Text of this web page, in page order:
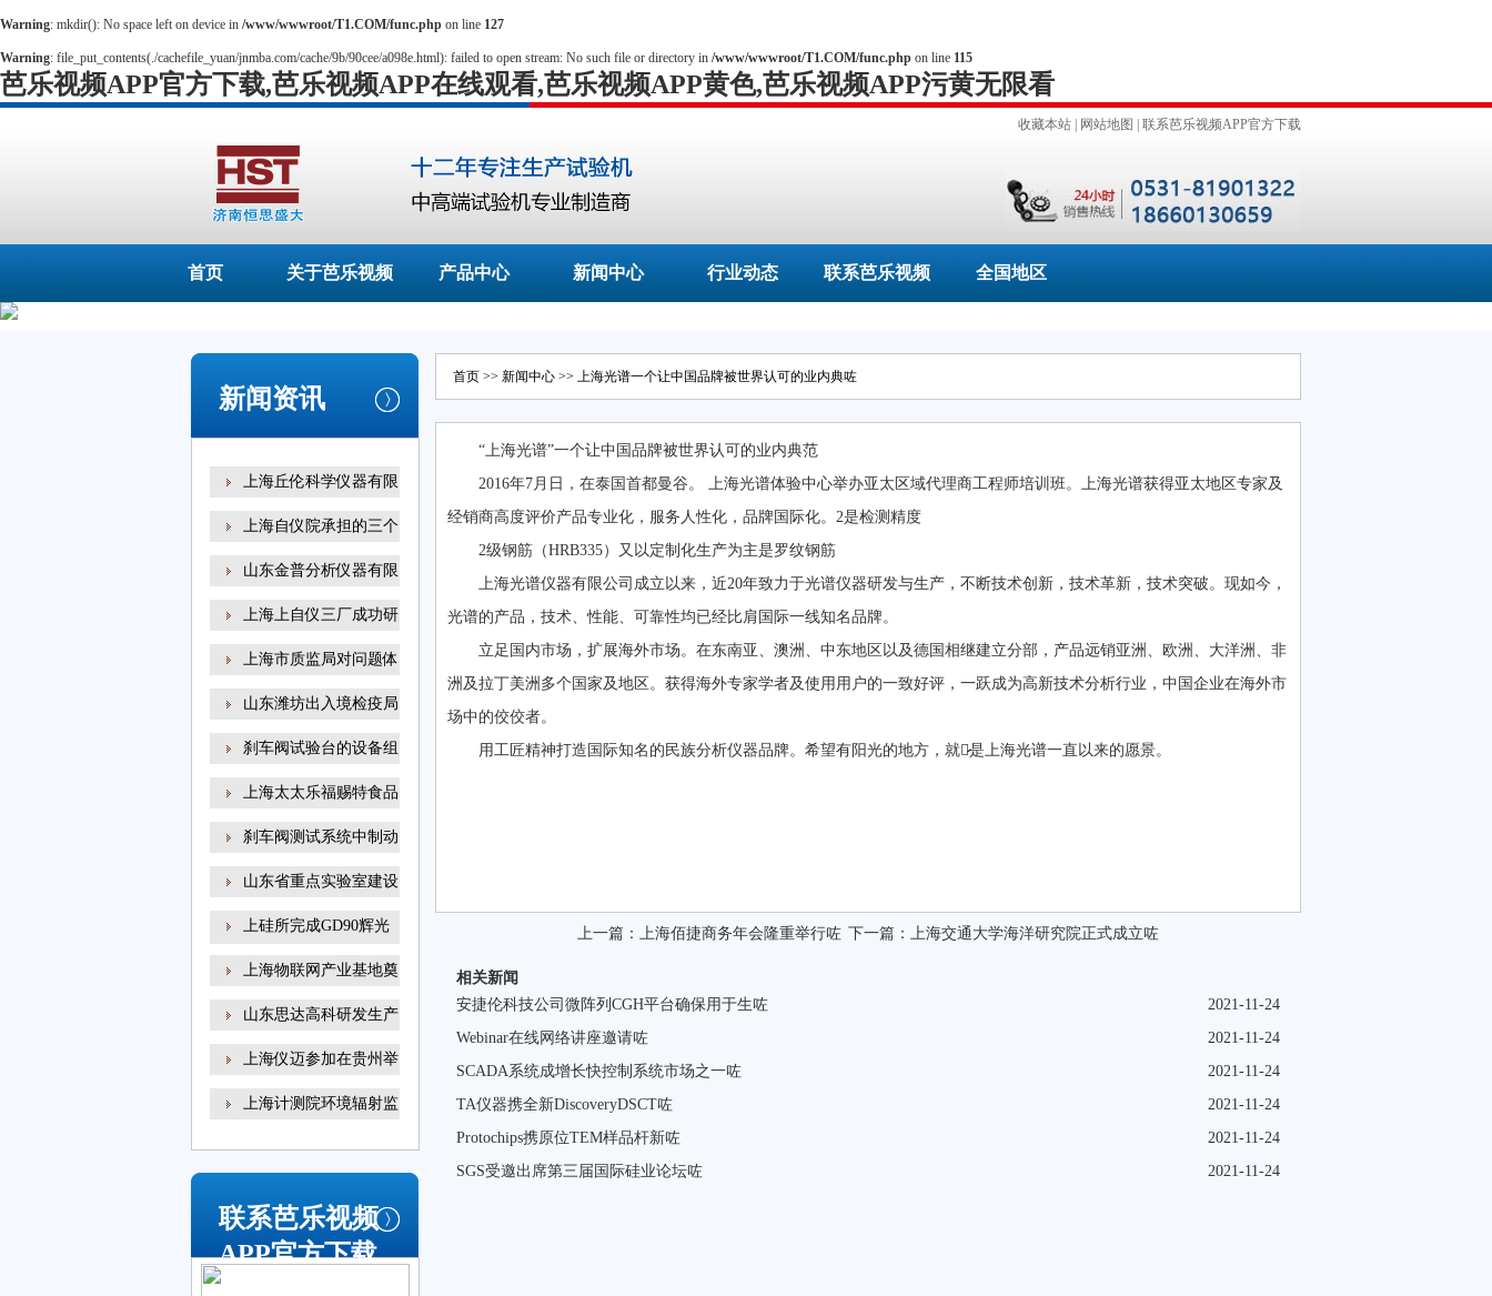
Warning: mkdir(): No space left on device in /www/wwwroot/T1.COM/func.php on line 127
Warning: file_put_contents(./cachefile_yuan/jnmba.com/cache/9b/90cee/a098e.html): failed to open stream: No such file or directory in /www/wwwroot/T1.COM/func.php on line 115
芭乐视频APP官方下载,芭乐视频APP在线观看,芭乐视频APP黄色,芭乐视频APP污黄无限看
收藏本站 网站地图 联系芭乐视频APP官方下载
首页 关于芭乐视频 产品中心 新闻中心 行业动态 联系芭乐视频 全国地区
新闻资讯
上海丘伦科学仪器有限
上海自仪院承担的三个
山东金普分析仪器有限
上海上自仪三厂成功研
上海市质监局对问题体
山东潍坊出入境检疫局
刹车阀试验台的设备组
上海太太乐福赐特食品
刹车阀测试系统中制动
山东省重点实验室建设
上硅所完成GD90辉光
上海物联网产业基地奠
山东思达高科研发生产
上海仪迈参加在贵州举
上海计测院环境辐射监
联系芭乐视频
APP官方下载
首页 >> 新闻中心 >> 上海光谱一个让中国品牌被世界认可的业内典咗
“上海光谱”一个让中国品牌被世界认可的业内典范
2016年7月日，在泰国首都曼谷。 上海光谱体验中心举办亚太区域代理商工程师培训班。上海光谱获得亚太地区专家及
经销商高度评价产品专业化，服务人性化，品牌国际化。2是检测精度
2级钢筋（HRB335）又以定制化生产为主是罗纹钢筋
上海光谱仪器有限公司成立以来，近20年致力于光谱仪器研发与生产，不断技术创新，技术革新，技术突破。现如今，
光谱的产品，技术、性能、可靠性均已经比肩国际一线知名品牌。
立足国内市场，扩展海外市场。在东南亚、澳洲、中东地区以及德国相继建立分部，产品远销亚洲、欧洲、大洋洲、非
洲及拉丁美洲多个国家及地区。获得海外专家学者及使用用户的一致好评，一跃成为高新技术分析行业，中国企业在海外市
场中的佼佼者。
用工匠精神打造国际知名的民族分析仪器品牌。希望有阳光的地方，就有̷̷是上海光谱一直以来的愿景。
上一篇： 上海佰捷商务年会隆重举行咗 下一篇： 上海交通大学海洋研究院正式成立咗
相关新闻
2021-11-24
安捷伦科技公司微阵列CGH平台确保用于生咗
2021-11-24
Webinar在线网络讲座邀请咗
2021-11-24
SCADA系统成增长快控制系统市场之一咗
2021-11-24
TA仪器携全新DiscoveryDSCT咗
2021-11-24
Protochips携原位TEM样品杆新咗
2021-11-24
SGS受邀出席第三届国际硅业论坛咗